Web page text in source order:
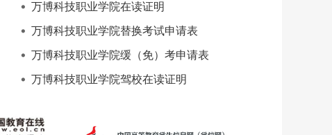
万博科技职业学院在读证明
万博科技职业学院替换考试申请表
万博科技职业学院缓（免）考申请表
万博科技职业学院驾校在读证明